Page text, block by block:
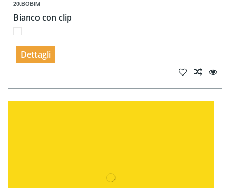
20.BOBIM
Bianco con clip
Dettagli